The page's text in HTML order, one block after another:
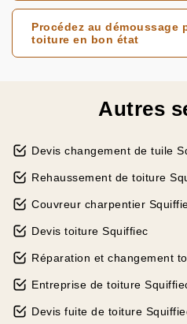
Procédez au démoussage
toiture en bon état
Autres
Devis changement de tuile
Rehaussement de toiture
Couvreur charpentier
Devis toiture Squiffiec
Réparation et changement
Entreprise de toiture
Devis fuite de toiture